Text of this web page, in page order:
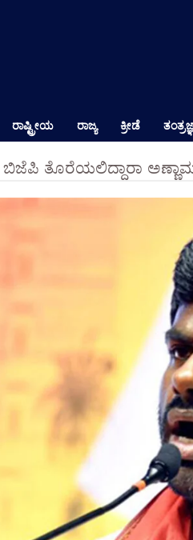
ರಾಷ್ಟ್ರೀಯ ರಾಜ್ಯ ಕ್ರೀಡೆ
ಬಿಜೆಪಿ ತೊರೆಯಲಿದ್ದಾರಾ